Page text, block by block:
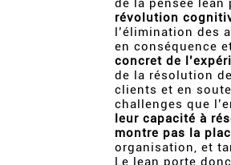
de la pensée lean
révolution
l’élimination des
en conséquence
concret de
de la résolution
clients et en
challenges que
leur capacité à
montre pas la
organisation, et
Le lean porte